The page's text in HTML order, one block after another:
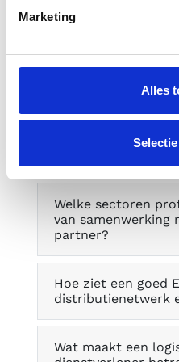
Marketing
Alles
voor moderne
Welke sectoren
van samenwerking
partner?
Hoe ziet een goed
distributienetwerk
Wat maakt een